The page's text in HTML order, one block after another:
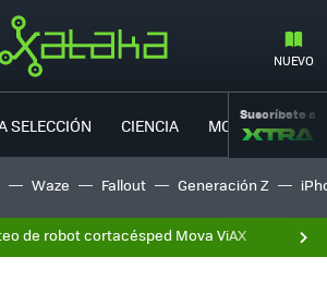
NUEVO
SELECCIÓN CIENCIA MOVILIDAD
Suscríbete a
Waze Fallout Generación Z
de robot cortacésped Mova ViAX